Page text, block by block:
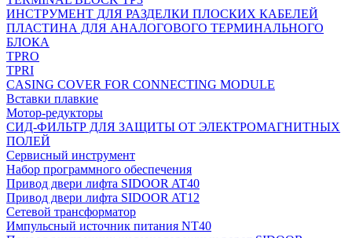
ИНСТРУМЕНТ ДЛЯ РАЗДЕЛКИ ПЛОСКИХ КАБЕЛЕЙ
ПЛАСТИНА ДЛЯ АНАЛОГОВОГО ТЕРМИНАЛЬНОГО
БЛОКА
TPRO
TPRI
CASING COVER FOR CONNECTING MODULE
Вставки плавкие
Мотор-редукторы
СИД-ФИЛЬТР ДЛЯ ЗАЩИТЫ ОТ ЭЛЕКТРОМАГНИТНЫХ
ПОЛЕЙ
Сервисный инструмент
Набор программного обеспечения
Привод двери лифта SIDOOR AT40
Привод двери лифта SIDOOR AT12
Сетевой трансформатор
Импульсный источник питания NT40